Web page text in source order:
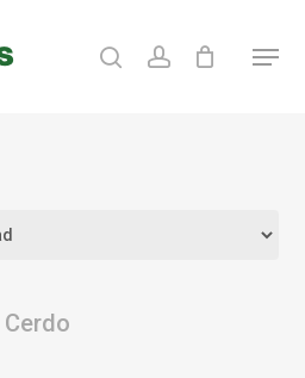
searchaccount Menu
Cerdo
Close